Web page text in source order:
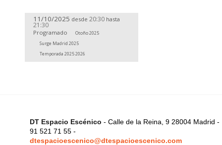
11/10/2025 desde 20:30 hasta
21:30
Programado
Otoño 2025
Surge Madrid 2025
Temporada 2025 2026
DT Espacio Escénico - Calle de la Reina, 9 28004 Madrid -
91 521 71 55 -
dtespacioescenico@dtespacioescenico.com